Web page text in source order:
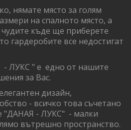
нямате място за голям
на спалното място, а
къде ще приберете
гардеробите все недостигат
" е едно от нашите
за Вас.
дизайн,
- всичко това съчетано
"ДАНАЯ - ЛУКС" - малки
вътрешно пространство.